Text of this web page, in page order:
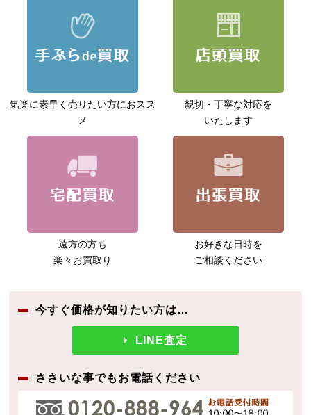
気楽に素早く売りたい方におスス
メ
親切・丁寧な対応を
いたします
遠方の方も
楽々お買取り
お好きな日時を
ご相談ください
今すぐ価格が知りたい方は…
LINE査定
ささいな事でもお電話ください